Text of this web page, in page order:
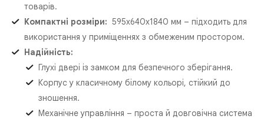
товарів.
Компактні розміри: 595х640х1840 мм – підходить для
використання у приміщеннях з обмеженим простором.
Надійність:
Глухі двері із замком для безпечного зберігання.
Корпус у класичному білому кольорі, стійкий до
зношення.
Механічне управління – проста й довговічна система